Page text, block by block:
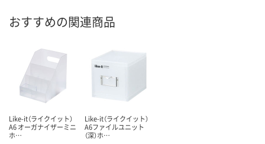
おすすめの関連商品
Like-it（ライクイット）
A6 オーガナイザーミニ
ホ…
Like-it（ライクイット）
A6ファイルユニット
（深）ホ…